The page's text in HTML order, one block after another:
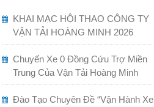
KHAI MẠC HỘI THAO CÔNG TY
VẬN TẢI HOÀNG MINH 2026
Chuyến Xe 0 Đồng Cứu Trợ Miền
Trung Của Vận Tải Hoàng Minh
Đào Tạo Chuyên Đề “Vận Hành Xe